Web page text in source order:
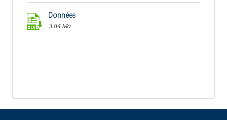
Données
3.84 Mo